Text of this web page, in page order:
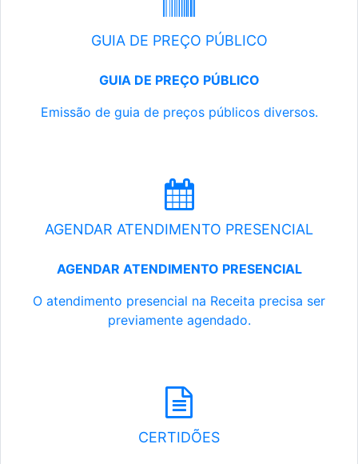
GUIA DE PREÇO PÚBLICO
GUIA DE PREÇO PÚBLICO
Emissão de guia de preços públicos diversos.
AGENDAR ATENDIMENTO PRESENCIAL
AGENDAR ATENDIMENTO PRESENCIAL
O atendimento presencial na Receita precisa ser
previamente agendado.
CERTIDÕES